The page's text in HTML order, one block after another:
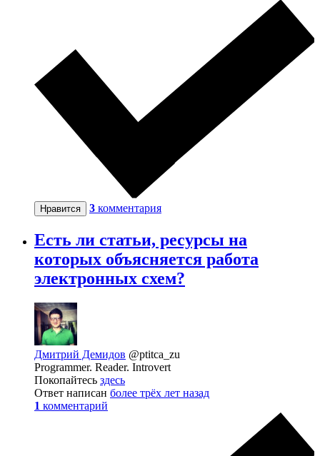
Нравится 3 комментария
Есть ли статьи, ресурсы на
которых объясняется работа
электронных схем?
Дмитрий Демидов @ptitca_zu
Programmer. Reader. Introvert
Покопайтесь здесь
Ответ написан более трёх лет назад
1 комментарий